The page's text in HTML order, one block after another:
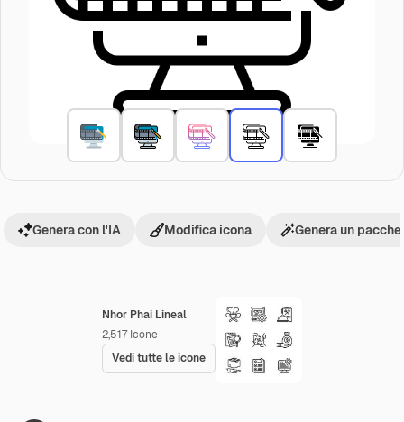
Nhor Phai Lineal
2,517 Icone
Vedi tutte le icone
Genera con l'IA Modifica icona Genera un